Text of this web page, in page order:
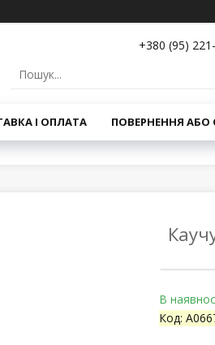
+380 (95)
І ОПЛАТА ПОВЕРНЕННЯ АБО
В
Код: